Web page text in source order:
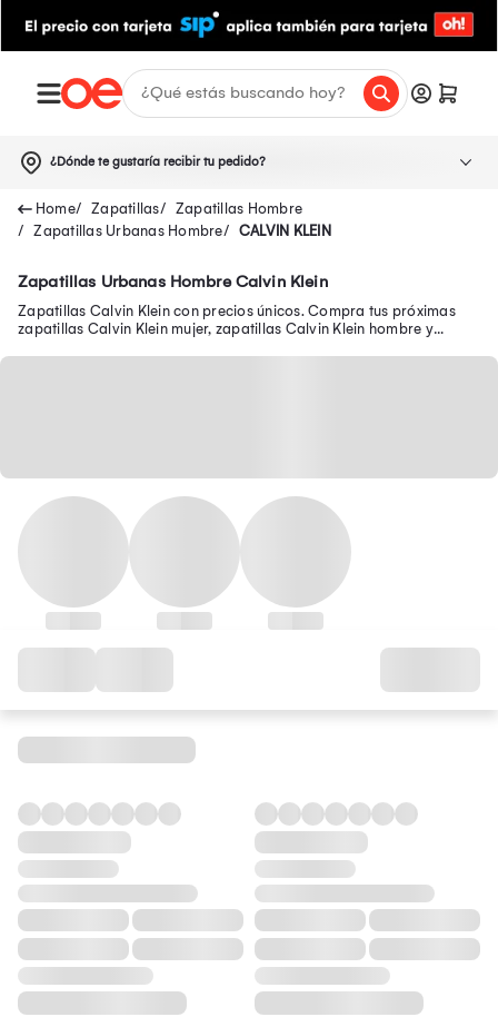
¿Dónde te gustaría recibir tu pedido?
Zapatillas
Zapatillas Hombre
Zapatillas Urbanas Hombre
CALVIN KLEIN
Zapatillas Urbanas Hombre Calvin Klein
Zapatillas Calvin Klein con precios únicos. Compra tus próximas
zapatillas Calvin Klein mujer, zapatillas Calvin Klein hombre y